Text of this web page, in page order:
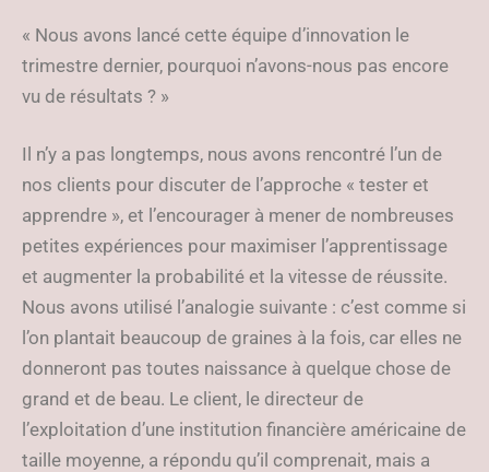
« Nous avons lancé cette équipe d’innovation le
trimestre dernier, pourquoi n’avons-nous pas encore
vu de résultats ? »
Il n’y a pas longtemps, nous avons rencontré l’un de
nos clients pour discuter de l’approche « tester et
apprendre », et l’encourager à mener de nombreuses
petites expériences pour maximiser l’apprentissage
et augmenter la probabilité et la vitesse de réussite.
Nous avons utilisé l’analogie suivante : c’est comme si
l’on plantait beaucoup de graines à la fois, car elles ne
donneront pas toutes naissance à quelque chose de
grand et de beau. Le client, le directeur de
l’exploitation d’une institution financière américaine de
taille moyenne, a répondu qu’il comprenait, mais a